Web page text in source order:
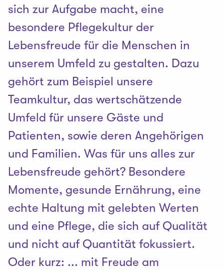
sich zur Aufgabe macht, eine
besondere Pflegekultur der
Lebensfreude für die Menschen in
unserem Umfeld zu gestalten. Dazu
gehört zum Beispiel unsere
Teamkultur, das wertschätzende
Umfeld für unsere Gäste und
Patienten, sowie deren Angehörigen
und Familien. Was für uns alles zur
Lebensfreude gehört? Besondere
Momente, gesunde Ernährung, eine
echte Haltung mit gelebten Werten
und eine Pflege, die sich auf Qualität
und nicht auf Quantität fokussiert.
Oder kurz: ... mit Freude am